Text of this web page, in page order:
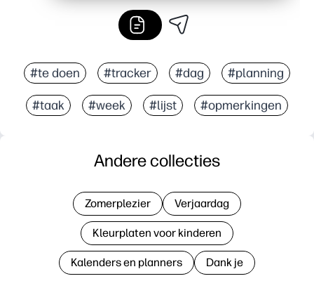
#te doen #tracker #dag #planning
#taak #week #lijst #opmerkingen
Andere collecties
Zomerplezier Verjaardag
Kleurplaten voor kinderen
Kalenders en planners Dank je